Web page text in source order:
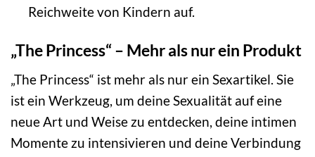
Reichweite von Kindern auf.
„The Princess“ – Mehr als nur ein Produkt
„The Princess“ ist mehr als nur ein Sexartikel. Sie
ist ein Werkzeug, um deine Sexualität auf eine
neue Art und Weise zu entdecken, deine intimen
Momente zu intensivieren und deine Verbindung